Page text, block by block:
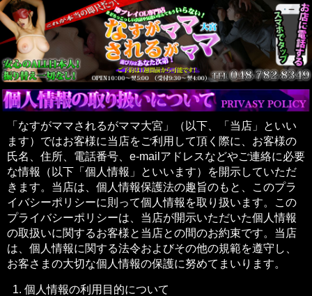
「なすがママされるがママ大宮」（以下、「当店」といい
ます）ではお客様に当店をご利用して頂く際に、お客様の
氏名、住所、電話番号、e-mailアドレスなどやご連絡に必要
な情報（以下「個人情報」といいます）を開示していただ
きます。当店は、個人情報保護法の趣旨のもと、このプラ
イバシーポリシーに則って個人情報を取り扱います。この
プライバシーポリシーは、当店が開示いただいた個人情報
の取扱いに関するお客様と当店との間のお約束です。当店
は、個人情報に関する法令およびその他の規範を遵守し、
お客さまの大切な個人情報の保護に努めてまいります。
個人情報の利用目的について